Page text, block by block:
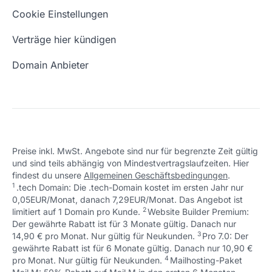
+49 (0) 451 / 70 99 70
support@checkdomain.de
Schön, dass ich dir helfen konnte.
Tut mir leid, du erreichst uns unter:
+49 (0) 451 / 70 99 70
support@checkdomain.de
Schön, dass ich dir helfen konnte.
Tut mir leid, du erreichst uns unter:
+49 (0) 451 / 70 99 70oder
support@checkdomain.de
Schön, dass ich dir helfen konnte.
Tut mir leid, du erreichst uns unter:
+49 (0) 451 / 70 99 70oder
support@checkdomain.de
Schön, dass ich dir helfen konnte.
Tut mir leid, du erreichst uns unter:
+49 (0) 451 / 70 99 70oder
support@checkdomain.de
Domain Umzug
Wie ist meine IP?
Email Adresse erstellen
Cookie Einstellungen
Verträge hier kündigen
Domain Anbieter
Preise inkl. MwSt. Angebote sind nur für begrenzte Zeit gültig
und sind teils abhängig von Mindestvertragslaufzeiten. Hier
findest du unsere Allgemeinen Geschäftsbedingungen.
1 .tech Domain: Die .tech-Domain kostet im ersten Jahr nur
0,05EUR/Monat, danach 7,29EUR/Monat. Das Angebot ist
limitiert auf 1 Domain pro Kunde. ↩ 1
2 Website Builder Premium:
Der gewährte Rabatt ist für 3 Monate gültig. Danach nur
14,90 € pro Monat. Nur gültig für Neukunden. ↩ 1
3 Pro 7.0: Der
gewährte Rabatt ist für 6 Monate gültig. Danach nur 10,90 €
pro Monat. Nur gültig für Neukunden. ↩ 1
4 Mailhosting-Paket